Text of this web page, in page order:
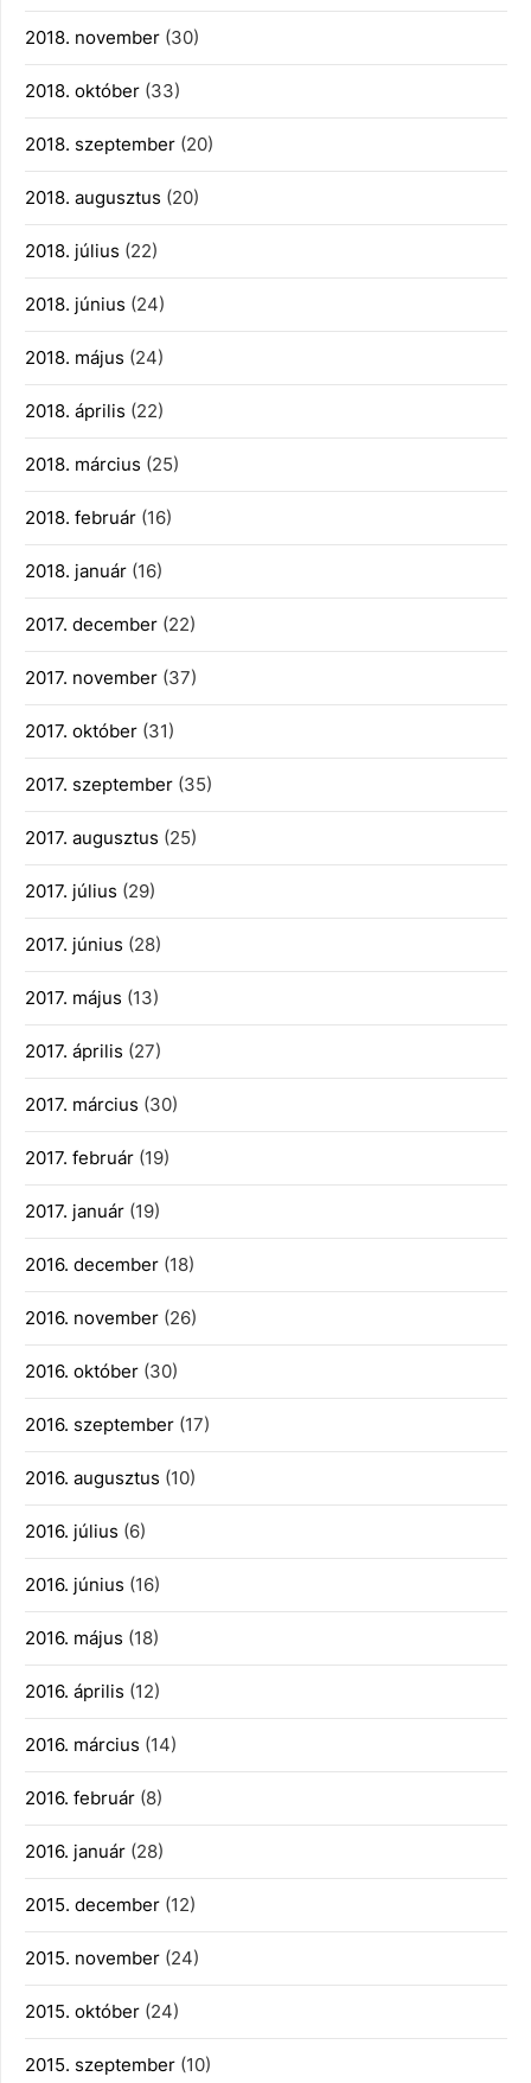
2018. november (30)
2018. október (33)
2018. szeptember (20)
2018. augusztus (20)
2018. július (22)
2018. június (24)
2018. május (24)
2018. április (22)
2018. március (25)
2018. február (16)
2018. január (16)
2017. december (22)
2017. november (37)
2017. október (31)
2017. szeptember (35)
2017. augusztus (25)
2017. július (29)
2017. június (28)
2017. május (13)
2017. április (27)
2017. március (30)
2017. február (19)
2017. január (19)
2016. december (18)
2016. november (26)
2016. október (30)
2016. szeptember (17)
2016. augusztus (10)
2016. július (6)
2016. június (16)
2016. május (18)
2016. április (12)
2016. március (14)
2016. február (8)
2016. január (28)
2015. december (12)
2015. november (24)
2015. október (24)
2015. szeptember (10)